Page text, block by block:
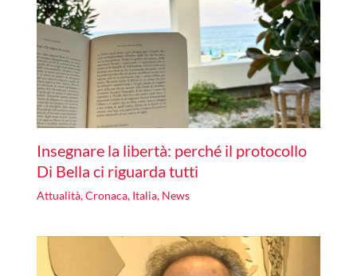
Insegnare la libertà: perché il protocollo
Di Bella ci riguarda tutti
Attualità,Cronaca, Italia, News